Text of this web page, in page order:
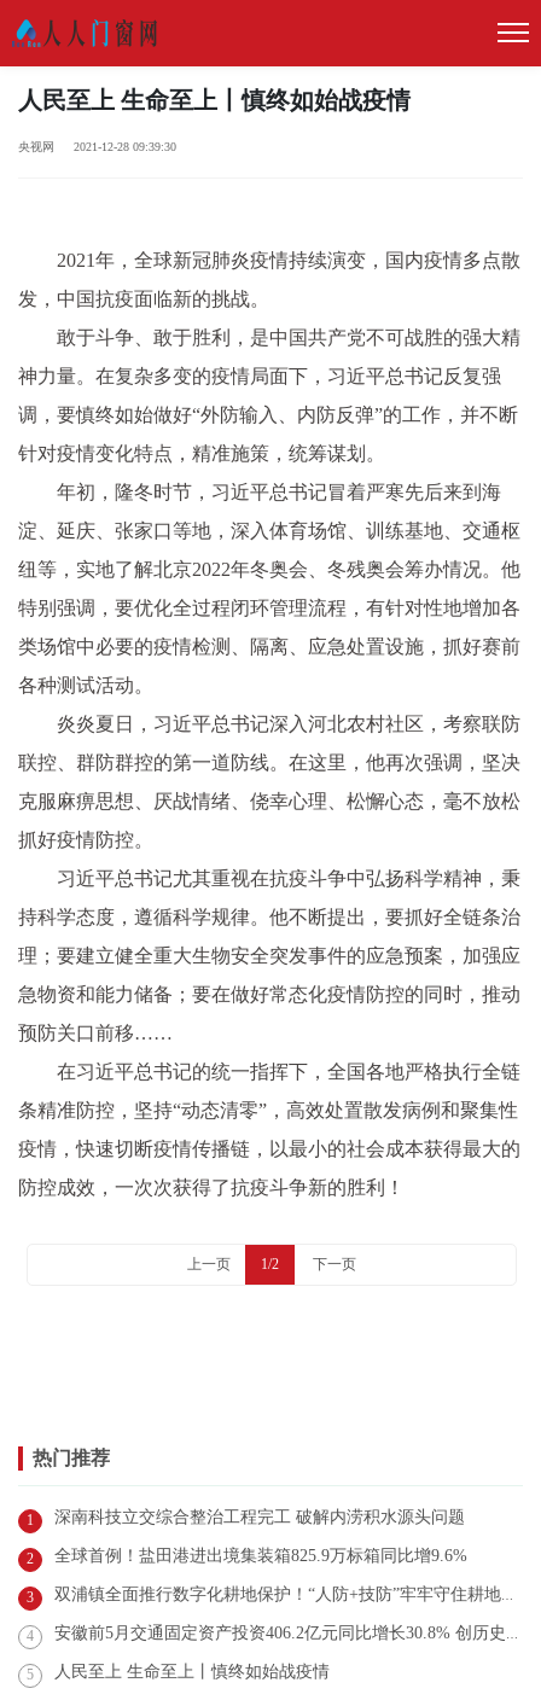
人民至上 生命至上丨慎终如始战疫情
央视网 2021-12-28 09:39:30
2021年，全球新冠肺炎疫情持续演变，国内疫情多点散
发，中国抗疫面临新的挑战。
敢于斗争、敢于胜利，是中国共产党不可战胜的强大精
神力量。在复杂多变的疫情局面下，习近平总书记反复强
调，要慎终如始做好“外防输入、内防反弹”的工作，并不断
针对疫情变化特点，精准施策，统筹谋划。
年初，隆冬时节，习近平总书记冒着严寒先后来到海
淀、延庆、张家口等地，深入体育场馆、训练基地、交通枢
纽等，实地了解北京2022年冬奥会、冬残奥会筹办情况。他
特别强调，要优化全过程闭环管理流程，有针对性地增加各
类场馆中必要的疫情检测、隔离、应急处置设施，抓好赛前
各种测试活动。
炎炎夏日，习近平总书记深入河北农村社区，考察联防
联控、群防群控的第一道防线。在这里，他再次强调，坚决
克服麻痹思想、厌战情绪、侥幸心理、松懈心态，毫不放松
抓好疫情防控。
习近平总书记尤其重视在抗疫斗争中弘扬科学精神，秉
持科学态度，遵循科学规律。他不断提出，要抓好全链条治
理；要建立健全重大生物安全突发事件的应急预案，加强应
急物资和能力储备；要在做好常态化疫情防控的同时，推动
预防关口前移……
在习近平总书记的统一指挥下，全国各地严格执行全链
条精准防控，坚持“动态清零”，高效处置散发病例和聚集性
疫情，快速切断疫情传播链，以最小的社会成本获得最大的
防控成效，一次次获得了抗疫斗争新的胜利！
上一页 1/2 下一页
热门推荐
1 深南科技立交综合整治工程完工 破解内涝积水源头问题
2 全球首例！盐田港进出境集装箱825.9万标箱同比增9.6%
3 双浦镇全面推行数字化耕地保护！“人防+技防”牢牢守住耕地红线
4 安徽前5月交通固定资产投资406.2亿元同比增长30.8% 创历史新高
5 人民至上 生命至上丨慎终如始战疫情